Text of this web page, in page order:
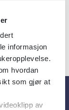
informasjon
hvordan
som gjør at
av